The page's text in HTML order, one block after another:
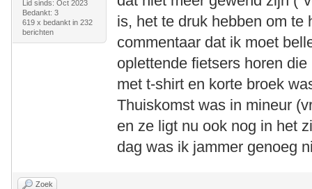
Lid sinds: Oct 2023
Bedankt: 3
619 x bedankt in 232
berichten
is, het te druk hebben om te
commentaar dat ik moet
oplettende fietsers horen
met t-shirt en korte broek
Thuiskomst was in mineur
en ze ligt nu ook nog in het
dag was ik jammer genoeg
Zoek